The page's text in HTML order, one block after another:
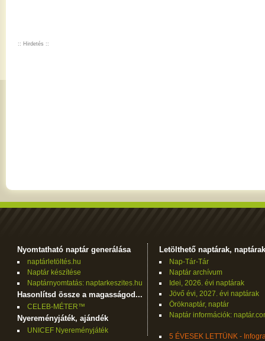
:: Hirdetés ::
Nyomtatható naptár generálása
naptárletöltés.hu
Naptár készítése
Naptárnyomtatás: naptarkeszites.hu
Hasonlítsd össze a magasságod...
CELEB-MÉTER™
Nyereményjáték, ajándék
UNICEF Nyereményjáték
Letölthető naptárak, naptárak
Nap-Tár-Tár
Naptár archívum
Idei, 2026. évi naptárak
Jövő évi, 2027. évi naptárak
Öröknaptár, naptár
Naptár információk:
5 ÉVESEK LETTÜNK -